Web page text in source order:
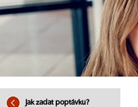
Jak zadat poptávku?